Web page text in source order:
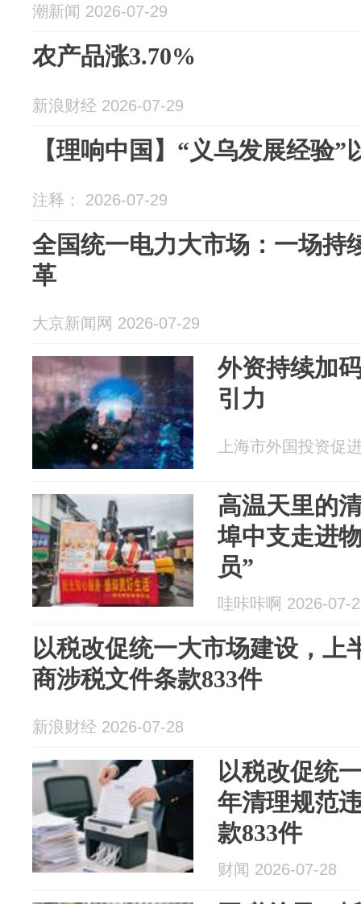
潮新闻 2026-07-29
农产品涨3.70%
新浪财经 2026-07-29
【理响中国】“义乌发展经验
注释： 2026-07-29
全国统一电力大市场：一场持
革
大京新闻网 2026-07-29
外资持续加
引力
上海市外国投资促
高温天里的
埠中支走进
员”
哇咔咔啊 2026-07-
以税改促统一大市场建设，上
商涉税文件条款833件
新浪财经 2026-07-28
以税改促统
年清理规范
款833件
财闻 2026-07-28